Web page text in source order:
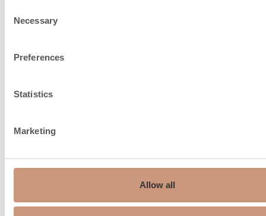
Selection
Necessary
Preferences
Statistics
Marketing
Allow all
Schornstein
175…210